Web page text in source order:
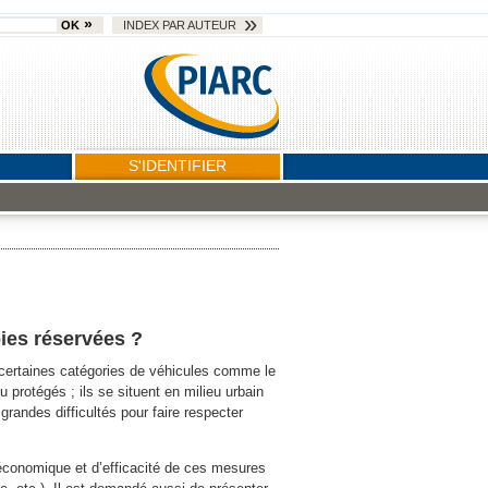
OK INDEX PAR AUTEUR
S'IDENTIFIER
réservées ?
catégories de véhicules comme le
protégés ; ils se situent en milieu urbain
difficultés pour faire respecter
et d’efficacité de ces mesures